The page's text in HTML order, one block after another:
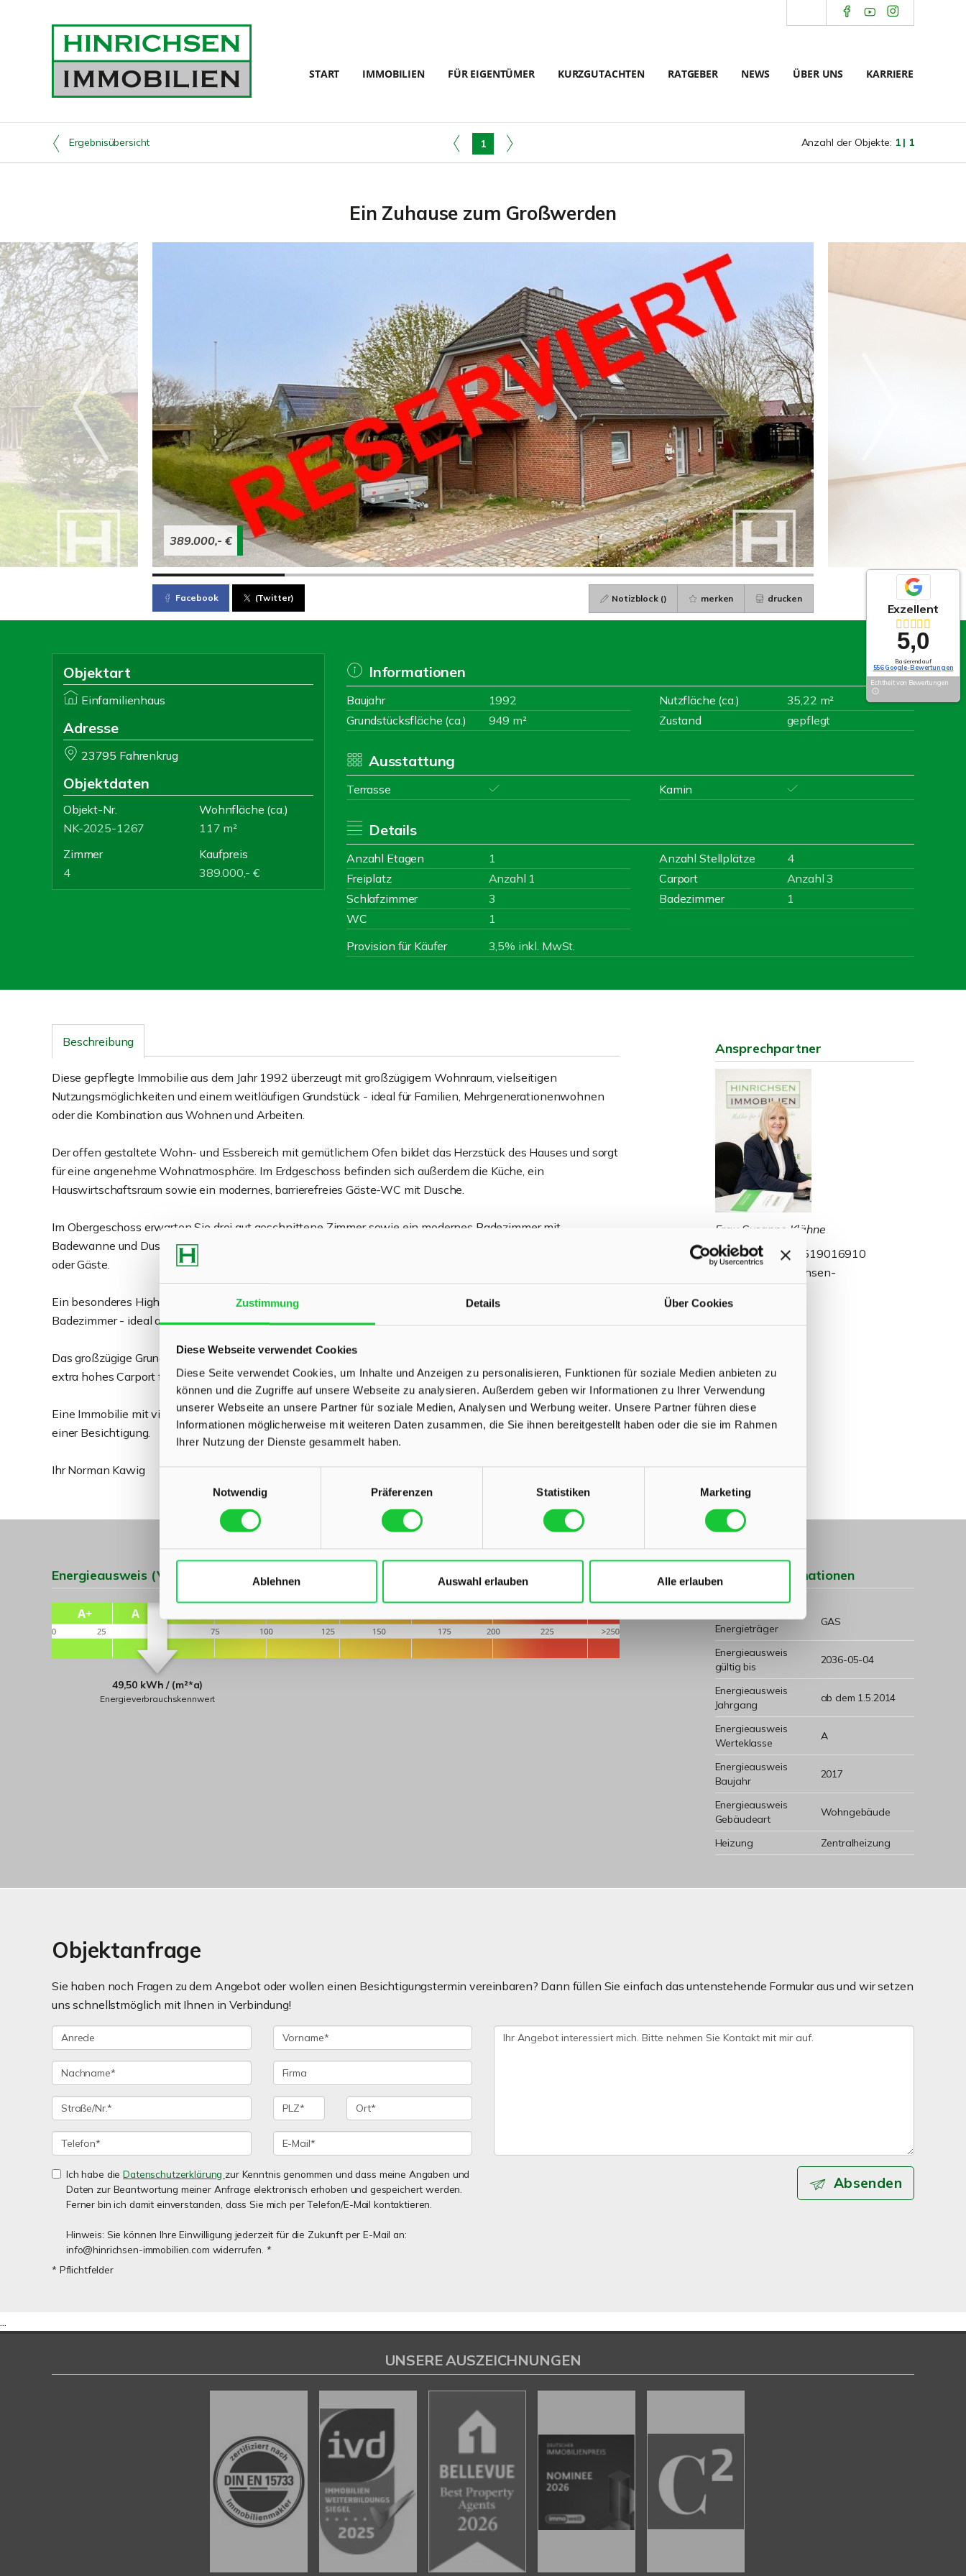
Zustimmung Details Über Cookies
Diese Webseite verwendet Cookies
Diese Seite verwendet Cookies, um Inhalte und Anzeigen zu personalisieren, Funktionen für soziale Medien anbieten zu
können und die Zugriffe auf unsere Webseite zu analysieren. Außerdem geben wir Informationen zu Ihrer Verwendung
unserer Webseite an unsere Partner für soziale Medien, Analysen und Werbung weiter. Unsere Partner führen diese
Informationen möglicherweise mit weiteren Daten zusammen, die Sie ihnen bereitgestellt haben oder die sie im Rahmen
Ihrer Nutzung der Dienste gesammelt haben.
Notwendig
Präferenzen Statistiken Marketing
Ablehnen Auswahl erlauben Alle erlauben
START IMMOBILIEN FÜR EIGENTÜMER KURZGUTACHTEN RATGEBER NEWS ÜBER UNS KARRIERE
Ergebnisübersicht 1 Anzahl der Objekte: 1 | 1
Ein Zuhause zum Großwerden
389.000,- €
Facebook (Twitter) Notizblock () merken drucken
Objektart
Einfamilienhaus
Adresse
23795 Fahrenkrug
Objektdaten
Objekt-Nr.
NK-2025-1267
Wohnfläche (ca.)
117 m²
Zimmer
4
Kaufpreis
389.000,- €
Informationen
Baujahr 1992 Nutzfläche (ca.)
35,22 m²
Grundstücksfläche (ca.)
949 m² Zustand gepflegt
Ausstattung
Terrasse Kamin
Details
Anzahl Etagen 1 Anzahl Stellplätze
4
Freiplatz
Anzahl 1 Carport
Anzahl 3
Schlafzimmer
3 Badezimmer
1
WC
1
Provision für Käufer
3,5% inkl. MwSt.
Beschreibung
Diese gepflegte Immobilie aus dem Jahr 1992 überzeugt mit großzügigem Wohnraum, vielseitigen
Nutzungsmöglichkeiten und einem weitläufigen Grundstück - ideal für Familien, Mehrgenerationenwohnen
oder die Kombination aus Wohnen und Arbeiten.
Der offen gestaltete Wohn- und Essbereich mit gemütlichem Ofen bildet das Herzstück des Hauses und sorgt
für eine angenehme Wohnatmosphäre. Im Erdgeschoss befinden sich außerdem die Küche, ein
Hauswirtschaftsraum sowie ein modernes, barrierefreies Gäste-WC mit Dusche.
Im Obergeschoss erwarten Sie drei gut geschnittene Zimmer sowie ein modernes Badezimmer mit
Badewanne und Dusche. Das ausgebaute Dachgeschoss bietet zusätzlichen Platz für Homeoffice, Hobby
oder Gäste.
Ein besonderes Highlight ist das separate Nebengebäude mit ca. 35 m² wohnlich nutzbarer Fläche inklusive
Badezimmer - ideal als Gästehaus, Büro oder zur Vermietung.
Das großzügige Grundstück bietet viel Raum zur Entfaltung. Mehrere Schuppen, ein Doppelcarport sowie ein
extra hohes Carport für Camper, Wohnmobile oder Boote runden dieses attraktive Angebot ab.
Eine Immobilie mit viel Potenzial und zahlreichen Nutzungsmöglichkeiten - überzeugen Sie sich selbst bei
einer Besichtigung.
Ihr Norman Kawig
Ansprechpartner
Frau Susanne Klähne
Telefon: 004945519016910
s.klaehne@hinrichsen-
Energieausweis (Verbrauchsausweis)
49,50 kWh / (m²*a)
Energieverbrauchskennwert
Weitere Informationen
Energieträger
GAS
Energieausweis
gültig bis
2036-05-04
Energieausweis
Jahrgang
ab dem 1.5.2014
Energieausweis
Werteklasse
A
Energieausweis
Baujahr
2017
Energieausweis
Gebäudeart
Wohngebäude
Heizung Zentralheizung
Objektanfrage
Sie haben noch Fragen zu dem Angebot oder wollen einen Besichtigungstermin vereinbaren? Dann füllen Sie einfach das untenstehende Formular aus und wir setzen
uns schnellstmöglich mit Ihnen in Verbindung!
Ich habe dieDatenschutzerklärung zur Kenntnis genommen und dass meine Angaben und
Daten zur Beantwortung meiner Anfrage elektronisch erhoben und gespeichert werden.
Ferner bin ich damit einverstanden, dass Sie mich per Telefon/E-Mail kontaktieren.
Hinweis: Sie können Ihre Einwilligung jederzeit für die Zukunft per E-Mail an:
info@hinrichsen-immobilien.com widerrufen. *
* Pflichtfelder
Absenden
Exzellent
5,0
Basierend auf
556 Google-Bewertungen
Echtheit von Bewertungen
...
UNSERE AUSZEICHNUNGEN